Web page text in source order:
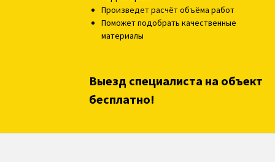
Произведет расчёт объёма работ
Поможет подобрать качественные
материалы
Выезд специалиста на объект
бесплатно!